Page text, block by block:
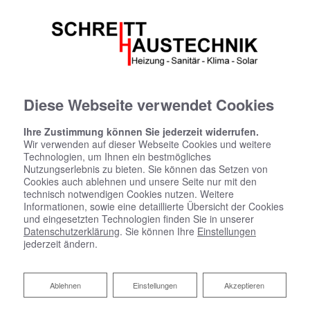
Barrierefreiheitserklärung
Markus Schreitt bemüht sich, ihre Website im Einklang
mit dem Barrierefreiheitsstärkungsgesetz (BFSG) sowie
der EU-Norm EN 301 549 barrierefrei zugänglich zu
machen.
Diese Erklärung zur Barrierefreiheit gilt
für: https://schreitt-haustechnik.de
Diese Webseite verwendet Cookies
Ihre Zustimmung können Sie jederzeit widerrufen.
Wir verwenden auf dieser Webseite Cookies und weitere
Technologien, um Ihnen ein bestmögliches
Nutzungserlebnis zu bieten. Sie können das Setzen von
Cookies auch ablehnen und unsere Seite nur mit den
technisch notwendigen Cookies nutzen. Weitere
Informationen, sowie eine detaillierte Übersicht der Cookies
und eingesetzten Technologien finden Sie in unserer
Datenschutzerklärung. Sie können Ihre Einstellungen
jederzeit ändern.
Akzeptieren
Einstellungen
Ablehnen
Ablehnen